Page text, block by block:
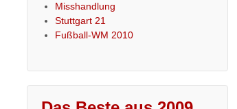
Misshandlung
Stuttgart 21
Fußball-WM 2010